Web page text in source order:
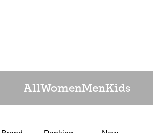
AllWomenMenKids